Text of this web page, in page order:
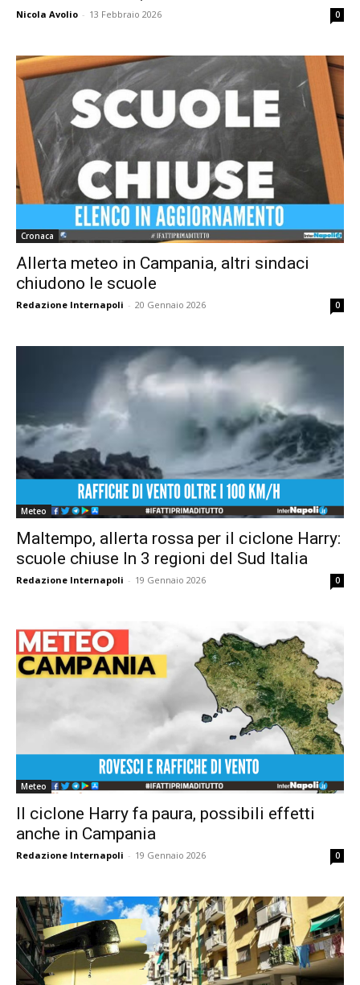
Nicola Avolio - 13 Febbraio 2026 0
Cronaca
Allerta meteo in Campania, altri sindaci
chiudono le scuole
Redazione Internapoli - 20 Gennaio 2026 0
Meteo
Maltempo, allerta rossa per il ciclone Harry:
scuole chiuse In 3 regioni del Sud Italia
Redazione Internapoli - 19 Gennaio 2026 0
Meteo
Il ciclone Harry fa paura, possibili effetti
anche in Campania
Redazione Internapoli - 19 Gennaio 2026 0